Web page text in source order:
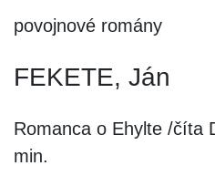
povojnové romány
FEKETE, Ján
Romanca o Ehylte /číta
min.